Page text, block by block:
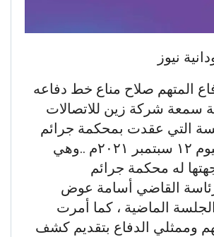
نيوز
المتهم صلاح مناع خط دفاعه
سمعة شركة زين للاتصالات
التي عقدت بمحكمة جرائم
المعلوماتية اليوم ١٢ سبتمبر ٢٠٢١م ..وهي
له محكمة جرائم
القاضي أسامة عوض
الماضية ، كما أمرت
وممثلي الدفاع بتقديم كشف